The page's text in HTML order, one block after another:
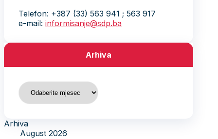
Telefon: +387 (33) 563 941 ; 563 917
e-mail: informisanje@sdp.ba
Arhiva
Arhiva
Arhiva
August 2026